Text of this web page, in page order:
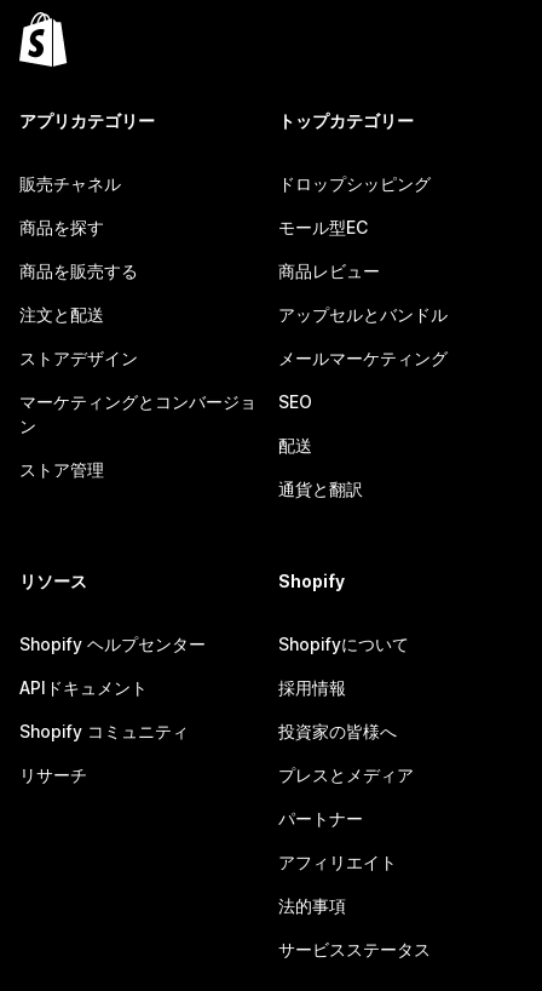
アプリカテゴリー
販売チャネル
商品を探す
商品を販売する
注文と配送
ストアデザイン
マーケティングとコンバージョ
ン
ストア管理
トップカテゴリー
ドロップシッピング
モール型EC
商品レビュー
アップセルとバンドル
メールマーケティング
SEO
配送
通貨と翻訳
リソース
Shopify ヘルプセンター
APIドキュメント
Shopify コミュニティ
リサーチ
Shopify
Shopifyについて
採用情報
投資家の皆様へ
プレスとメディア
パートナー
アフィリエイト
法的事項
サービスステータス